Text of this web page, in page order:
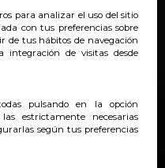
para analizar el uso del sitio
con tus preferencias sobre
de tus hábitos de navegación
integración de visitas desde
pulsando en la opción
estrictamente necesarias
según tus preferencias